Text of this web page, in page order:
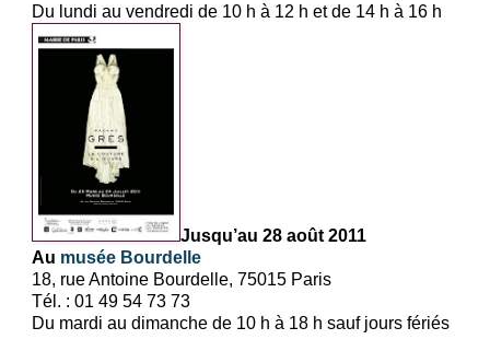
Du lundi au vendredi de 10 h à 12 h et de 14 h à 16 h
Jusqu’au 28 août 2011
Au musée Bourdelle
18, rue Antoine Bourdelle, 75015 Paris
Tél. : 01 49 54 73 73
Du mardi au dimanche de 10 h à 18 h sauf jours fériés